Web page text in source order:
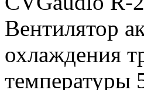
Вентилятор
охлаждения
температуры